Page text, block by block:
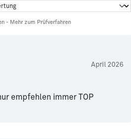
- Mehr zum Prüfverfahren
April 2026
empfehlen immer TOP